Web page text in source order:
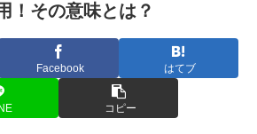
！その意味とは？
Facebook はてブ
コピー